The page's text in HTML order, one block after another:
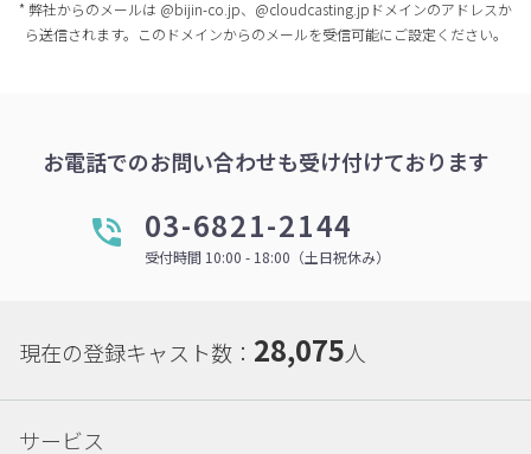
* 弊社からのメールは @bijin-co.jp、@cloudcasting.jpドメインのアドレスか
ら送信されます。このドメインからのメールを受信可能にご設定ください。
お電話でのお問い合わせも受け付けております
03-6821-2144
受付時間 10:00 - 18:00（土日祝休み）
現在の登録キャスト数： 28,075人
サービス